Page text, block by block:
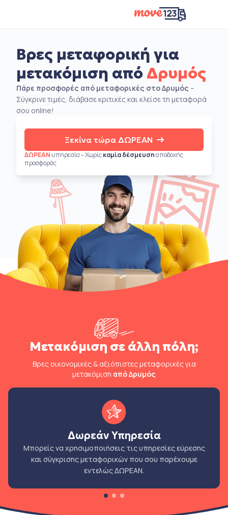
Βρες μεταφορική για
μετακόμιση από Δρυμός
Πάρε προσφορές από μεταφορικές στο Δρυμός –
Σύγκρινε τιμές, διάβασε κριτικές και κλείσε τη μεταφορά
σου online!
Ξεκίνα τώρα ΔΩΡΕΑΝ
ΔΩΡΕΑΝ υπηρεσία – Χωρίςκαμία δέσμευσηαποδοχής
προσφοράς
Μετακόμιση σε άλλη πόλη;
Βρες οικονομικές & αξιόπιστες μεταφορικές για
μετακόμιση από Δρυμός
Δωρεάν Υπηρεσία
Μπορείς να χρησιμοποιήσεις τις υπηρεσίες εύρεσης
και σύγκρισης μεταφορικών που σου παρέχουμε
εντελώς ΔΩΡΕΑΝ.